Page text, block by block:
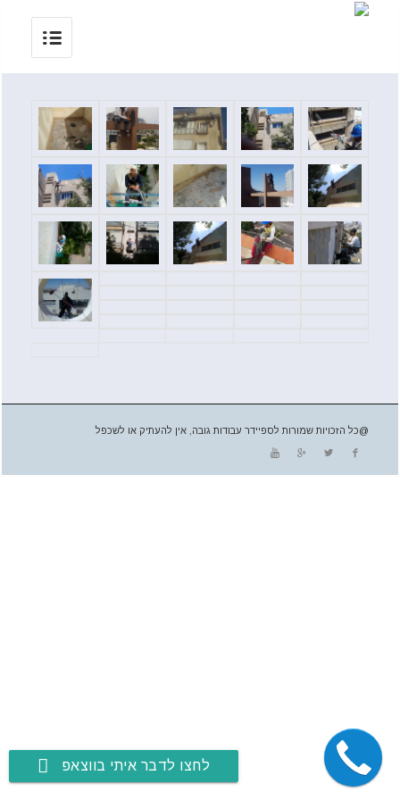
@כל הזכויות שמורות לספיידר עבודות גובה, אין להעתיק או לשכפל
לחצו לדבר איתי בווצאפ